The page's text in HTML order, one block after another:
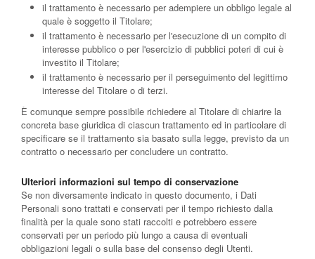
il trattamento è necessario per adempiere un obbligo legale al
quale è soggetto il Titolare;
il trattamento è necessario per l'esecuzione di un compito di
interesse pubblico o per l'esercizio di pubblici poteri di cui è
investito il Titolare;
il trattamento è necessario per il perseguimento del legittimo
interesse del Titolare o di terzi.
È comunque sempre possibile richiedere al Titolare di chiarire la
concreta base giuridica di ciascun trattamento ed in particolare di
specificare se il trattamento sia basato sulla legge, previsto da un
contratto o necessario per concludere un contratto.
Ulteriori informazioni sul tempo di conservazione
Se non diversamente indicato in questo documento, i Dati
Personali sono trattati e conservati per il tempo richiesto dalla
finalità per la quale sono stati raccolti e potrebbero essere
conservati per un periodo più lungo a causa di eventuali
obbligazioni legali o sulla base del consenso degli Utenti.